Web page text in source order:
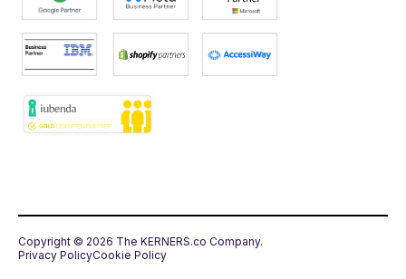
Copyright © 2026 The KERNERS.co Company.
Privacy PolicyCookie Policy